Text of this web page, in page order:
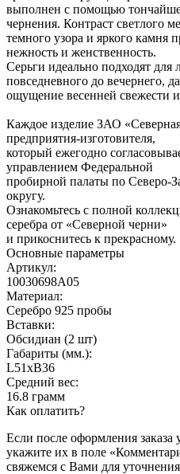
выполнен с помощью
чернения. Контраст светлого
темного узора и яркого камня
нежность и женственность.
Серьги идеально подходят
повседневного до вечернего,
ощущение весенней свежести
Каждое изделие ЗАО
предприятия-изготовителя,
который ежегодно
управлением Федеральной
пробирной палаты по Северо-
округу.
Ознакомьтесь с полной
серебра от «Северной черни»
и прикоснитесь к прекрасному.
Основные параметры
Артикул:
10030698А05
Материал:
Серебро 925 пробы
Вставки:
Обсидиан (2 шт)
Габариты (мм.):
L51хB36
Средний вес:
16.8 грамм
Как оплатить?
Если после оформления заказа
укажите их в поле
свяжемся с Вами для